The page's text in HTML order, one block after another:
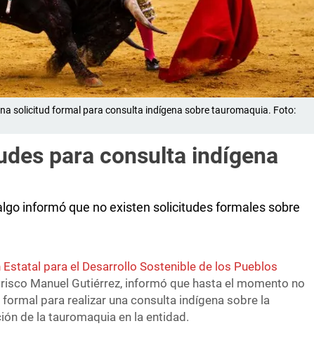
solicitud formal para consulta indígena sobre tauromaquia. Foto:
para consulta indígena
informó que no existen solicitudes formales sobre
Estatal para el Desarrollo Sostenible de los Pueblos
Manuel Gutiérrez, informó que hasta el momento no
para realizar una consulta indígena sobre la
de la tauromaquia en la entidad.